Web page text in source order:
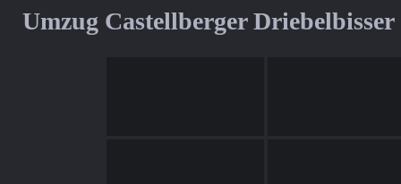
Umzug Castellberger